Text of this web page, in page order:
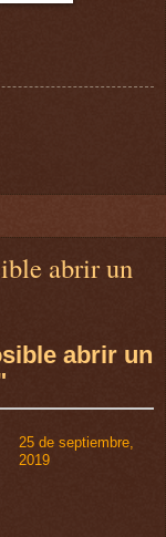
abrir un
abrir un
25 de septiembre,
2019